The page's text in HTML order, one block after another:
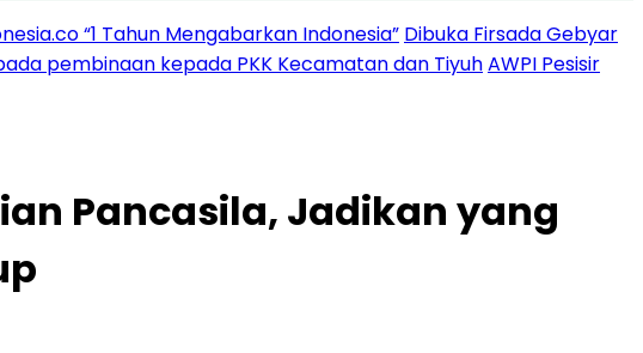
“1 Tahun Mengabarkan Indonesia” Dibuka Firsada Gebyar
pembinaan kepada PKK Kecamatan dan TiyuhAWPI Pesisir
Pancasila, Jadikan yang